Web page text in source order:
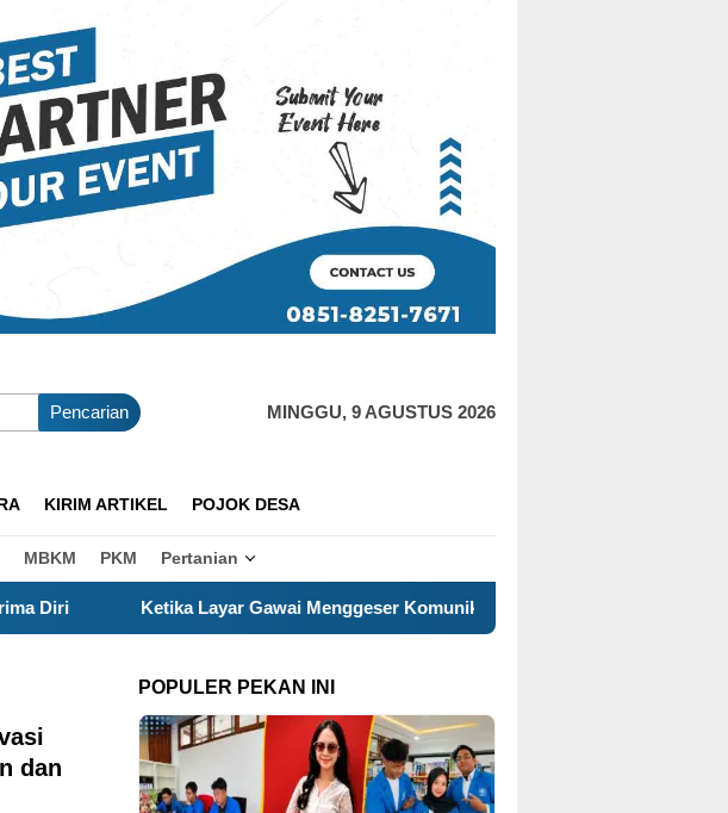
Pencarian MINGGU, 9 AGUSTUS 2026
KIRIM ARTIKEL POJOK DESA
MBKM PKM Pertanian
Gawai Menggeser Komunikasi Keluarga, ILM “Sebelum Terlambat” Hadirkan Pesan
dan
POPULER PEKAN INI